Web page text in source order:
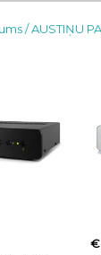
/AUSTIŅU
€